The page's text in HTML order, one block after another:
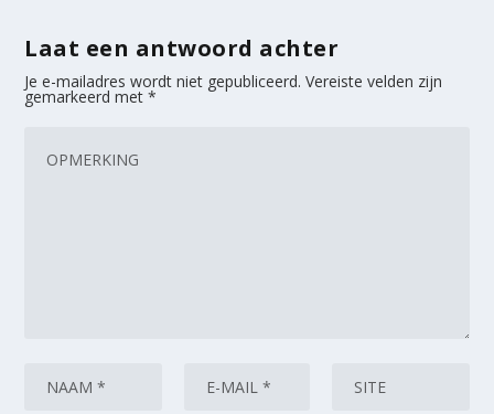
Laat een antwoord achter
Je e-mailadres wordt niet gepubliceerd. Vereiste velden zijn
gemarkeerd met*